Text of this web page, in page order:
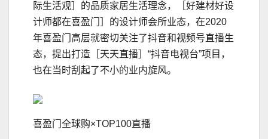
际生活观］的品质家居生活理念，［好建材好设
计师都在喜盈门］的设计师会所业态，在2020
年喜盈门高层就密切关注了抖音和视频号直播生
态，提出打造［天天直播］“抖音电视台”项目，
也在当时刮起了不小的业内旋风。
喜盈门全球购×TOP100直播